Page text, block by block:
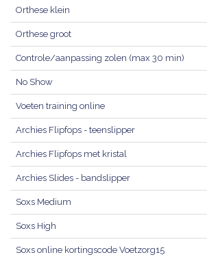
Orthese klein
Orthese groot
Controle/aanpassing zolen (max 30 min)
No Show
Voeten training online
Archies Flipfops - teenslipper
Archies Flipfops met kristal
Archies Slides - bandslipper
Soxs Medium
Soxs High
Soxs online kortingscode Voetzorg15